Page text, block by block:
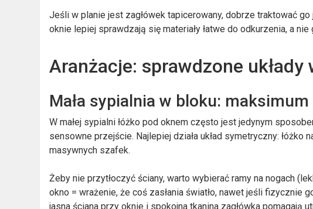
Jeśli w planie jest zagłówek tapicerowany, dobrze traktować
oknie lepiej sprawdzają się materiały łatwe do odkurzenia, a
Aranżacje: sprawdzone
Mała sypialnia w bloku:
W małej sypialni łóżko pod oknem często jest jedynym
sensowne przejście. Najlepiej działa układ symetryczny:
masywnych szafek.
Żeby nie przytłoczyć ściany, warto wybierać ramy na nogach
okno = wrażenie, że coś zasłania światło, nawet jeśli fizycznie
jasna ściana przy oknie i spokojna tkanina zagłówka pomagają